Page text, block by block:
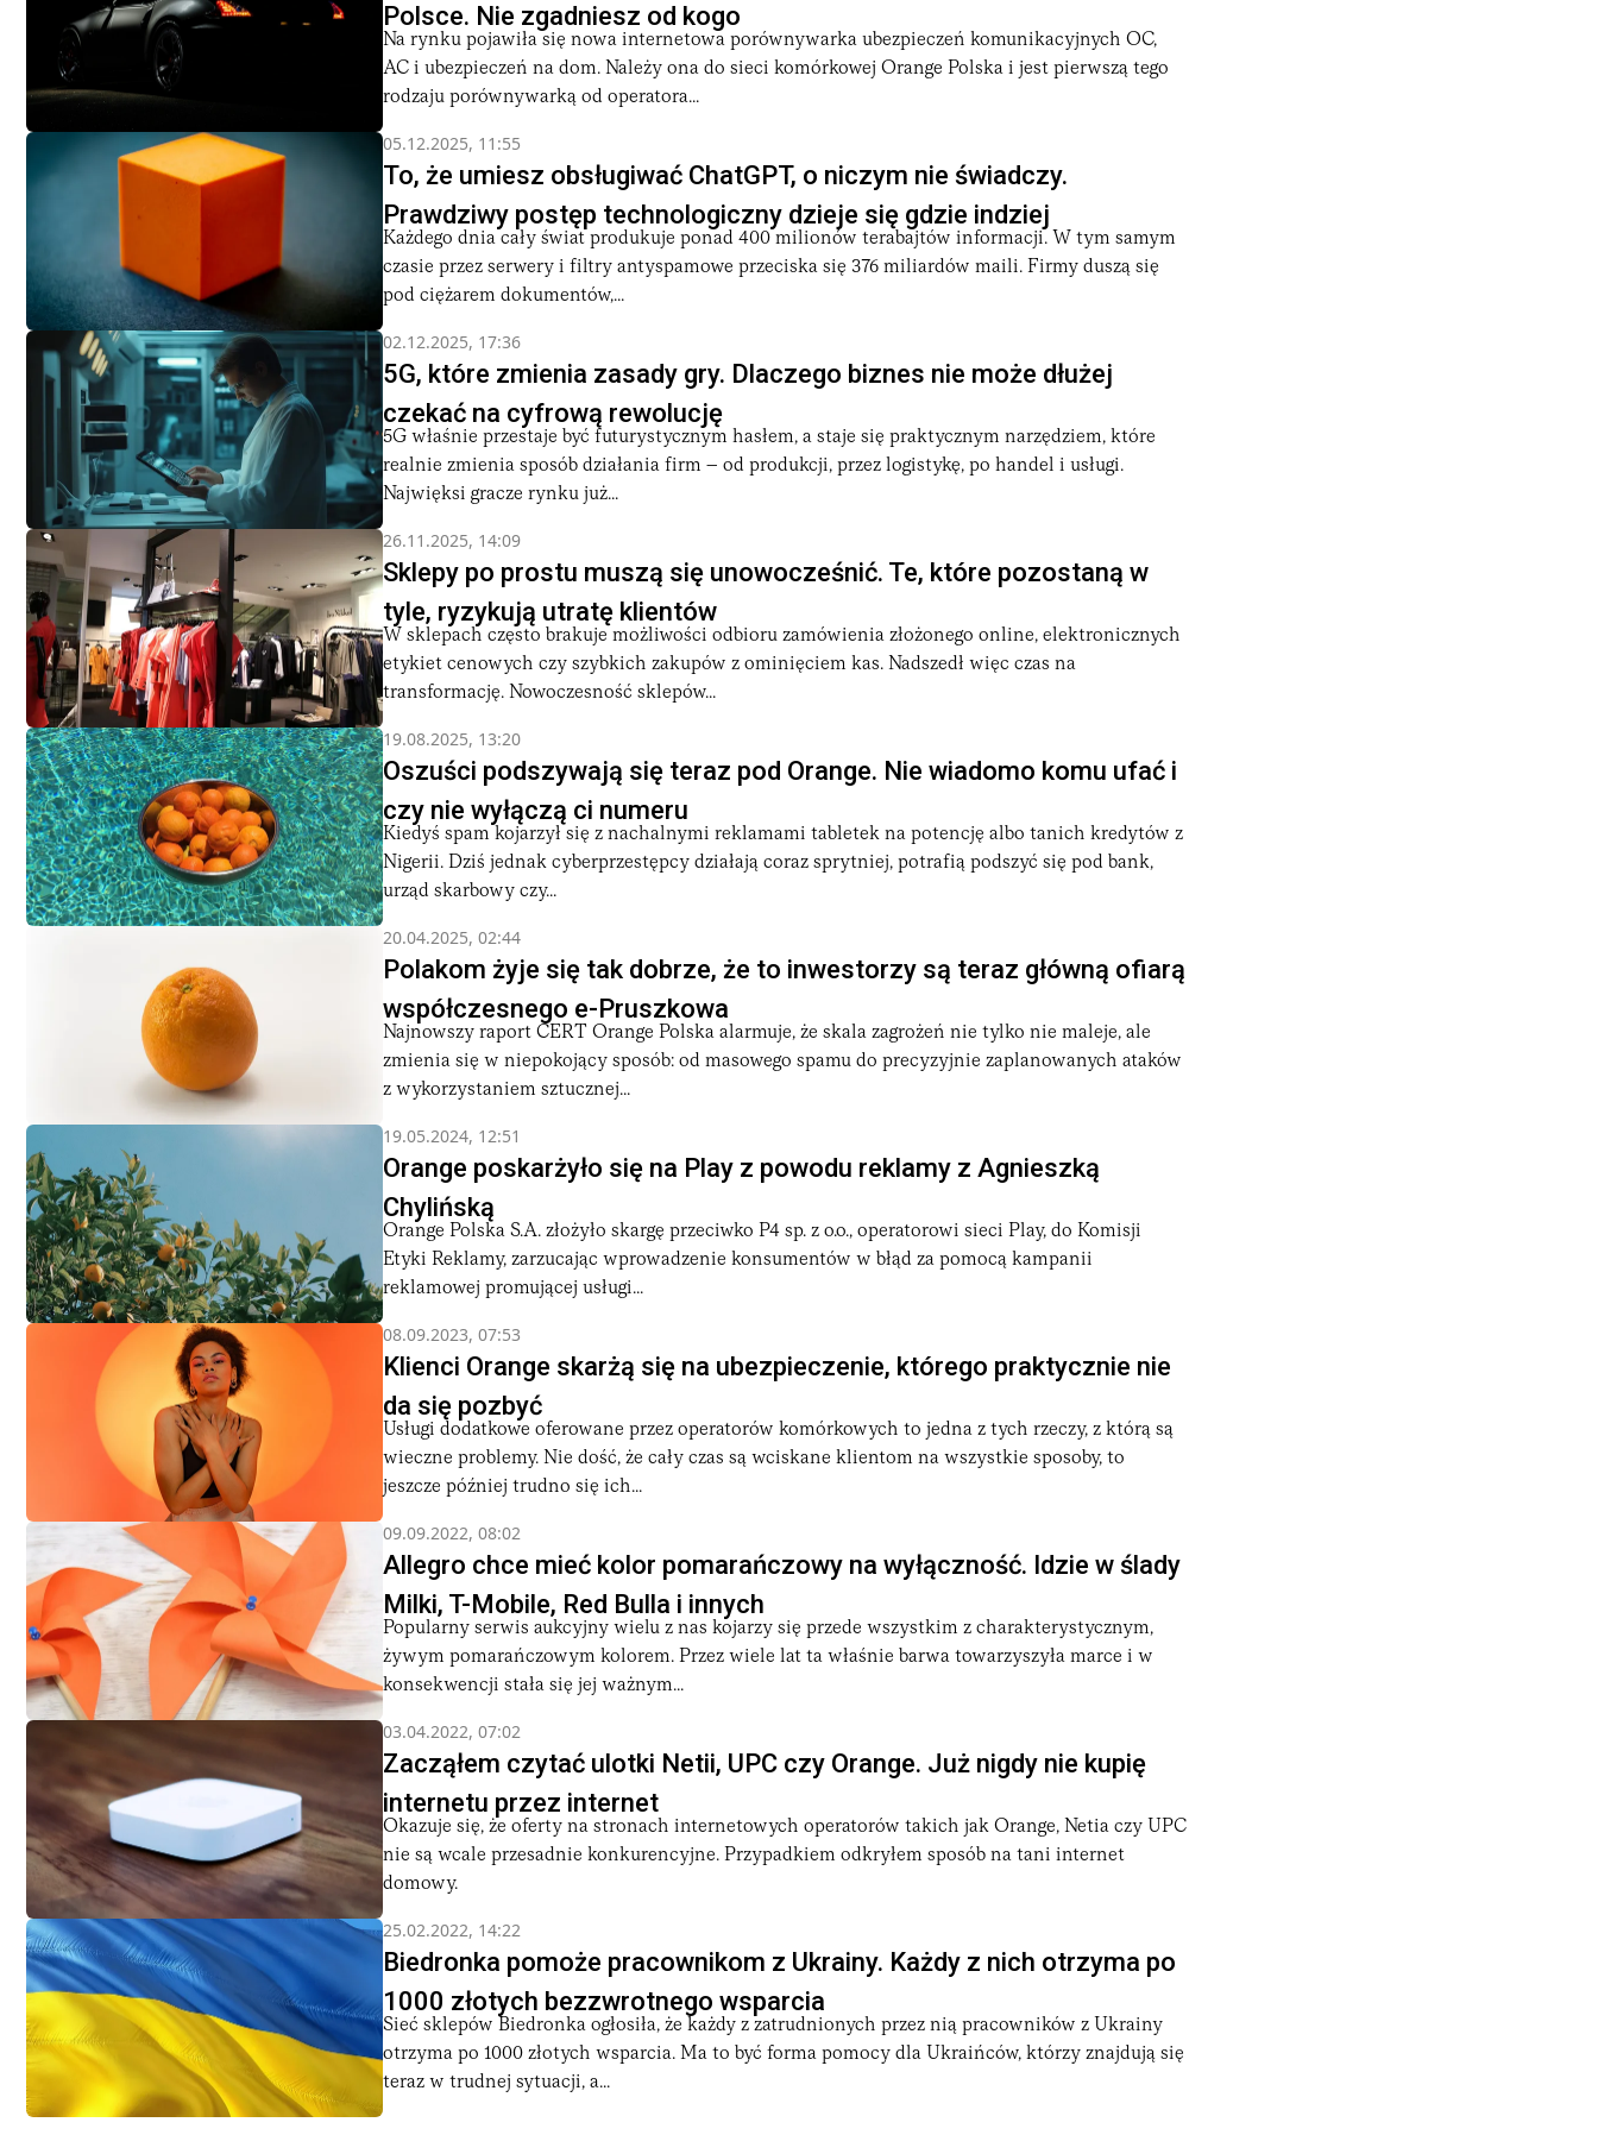
Polsce. Nie zgadniesz od kogo
Na rynku pojawiła się nowa internetowa porównywarka ubezpieczeń komunikacyjnych OC,
AC i ubezpieczeń na dom. Należy ona do sieci komórkowej Orange Polska i jest pierwszą tego
rodzaju porównywarką od operatora...
05.12.2025, 11:55
To, że umiesz obsługiwać ChatGPT, o niczym nie świadczy.
Prawdziwy postęp technologiczny dzieje się gdzie indziej
Każdego dnia cały świat produkuje ponad 400 milionów terabajtów informacji. W tym samym
czasie przez serwery i filtry antyspamowe przeciska się 376 miliardów maili. Firmy duszą się
pod ciężarem dokumentów,...
02.12.2025, 17:36
5G, które zmienia zasady gry. Dlaczego biznes nie może dłużej
czekać na cyfrową rewolucję
5G właśnie przestaje być futurystycznym hasłem, a staje się praktycznym narzędziem, które
realnie zmienia sposób działania firm – od produkcji, przez logistykę, po handel i usługi.
Najwięksi gracze rynku już...
26.11.2025, 14:09
Sklepy po prostu muszą się unowocześnić. Te, które pozostaną w
tyle, ryzykują utratę klientów
W sklepach często brakuje możliwości odbioru zamówienia złożonego online, elektronicznych
etykiet cenowych czy szybkich zakupów z ominięciem kas. Nadszedł więc czas na
transformację. Nowoczesność sklepów...
19.08.2025, 13:20
Oszuści podszywają się teraz pod Orange. Nie wiadomo komu ufać i
czy nie wyłączą ci numeru
Kiedyś spam kojarzył się z nachalnymi reklamami tabletek na potencję albo tanich kredytów z
Nigerii. Dziś jednak cyberprzestępcy działają coraz sprytniej, potrafią podszyć się pod bank,
urząd skarbowy czy...
20.04.2025, 02:44
Polakom żyje się tak dobrze, że to inwestorzy są teraz główną ofiarą
współczesnego e-Pruszkowa
Najnowszy raport CERT Orange Polska alarmuje, że skala zagrożeń nie tylko nie maleje, ale
zmienia się w niepokojący sposób: od masowego spamu do precyzyjnie zaplanowanych ataków
z wykorzystaniem sztucznej...
19.05.2024, 12:51
Orange poskarżyło się na Play z powodu reklamy z Agnieszką
Chylińską
Orange Polska S.A. złożyło skargę przeciwko P4 sp. z o.o., operatorowi sieci Play, do Komisji
Etyki Reklamy, zarzucając wprowadzenie konsumentów w błąd za pomocą kampanii
reklamowej promującej usługi...
08.09.2023, 07:53
Klienci Orange skarżą się na ubezpieczenie, którego praktycznie nie
da się pozbyć
Usługi dodatkowe oferowane przez operatorów komórkowych to jedna z tych rzeczy, z którą są
wieczne problemy. Nie dość, że cały czas są wciskane klientom na wszystkie sposoby, to
jeszcze później trudno się ich...
09.09.2022, 08:02
Allegro chce mieć kolor pomarańczowy na wyłączność. Idzie w ślady
Milki, T-Mobile, Red Bulla i innych
Popularny serwis aukcyjny wielu z nas kojarzy się przede wszystkim z charakterystycznym,
żywym pomarańczowym kolorem. Przez wiele lat ta właśnie barwa towarzyszyła marce i w
konsekwencji stała się jej ważnym...
03.04.2022, 07:02
Zacząłem czytać ulotki Netii, UPC czy Orange. Już nigdy nie kupię
internetu przez internet
Okazuje się, że oferty na stronach internetowych operatorów takich jak Orange, Netia czy UPC
nie są wcale przesadnie konkurencyjne. Przypadkiem odkryłem sposób na tani internet
domowy.
25.02.2022, 14:22
Biedronka pomoże pracownikom z Ukrainy. Każdy z nich otrzyma po
1000 złotych bezzwrotnego wsparcia
Sieć sklepów Biedronka ogłosiła, że każdy z zatrudnionych przez nią pracowników z Ukrainy
otrzyma po 1000 złotych wsparcia. Ma to być forma pomocy dla Ukraińców, którzy znajdują się
teraz w trudnej sytuacji, a...